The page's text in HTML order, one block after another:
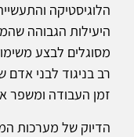
הלוגיסטיקה
היעילות הגבוהה
מסוגלים לבצע
רב בניגוד לבני
זמן העבודה ומשפר
הדיוק של מערכות